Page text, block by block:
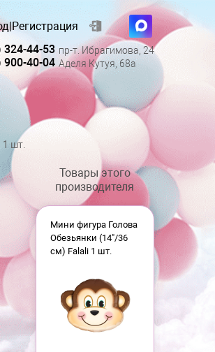
|Регистрация
324-44-53 пр-т. Ибрагимова, 24
900-40-04 Аделя Кутуя, 68а
шт.
Товары этого
производителя
Мини фигура Голова
Обезьянки (14"/36
см) Falali 1 шт.